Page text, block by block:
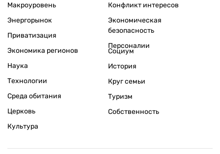
Макроуровень
Энергорынок
Приватизация
Экономика регионов
Конфликт интересов
Экономическая
безопасность
Персоналии
Наука
Технологии
Среда обитания
Церковь
Культура
Социум
История
Круг семьи
Туризм
Собственность